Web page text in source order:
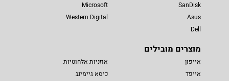
SanDisk
Asus
Dell
Microsoft
Western Digital
מוצרים מובילים
אייפון
אייפד
אוזניות אלחוטיות
כיסא גיימינג